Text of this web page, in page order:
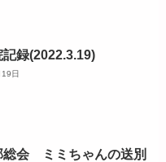
録(2022.3.19)
日
総会 ミミちゃんの送別